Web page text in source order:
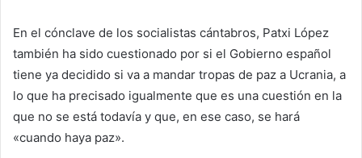
En el cónclave de los socialistas cántabros, Patxi López
también ha sido cuestionado por si el Gobierno español
tiene ya decidido si va a mandar tropas de paz a Ucrania, a
lo que ha precisado igualmente que es una cuestión en la
que no se está todavía y que, en ese caso, se hará
«cuando haya paz».